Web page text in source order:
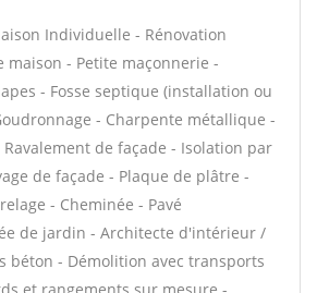
Individuelle - Rénovation
maison - Petite maçonnerie -
- Fosse septique (installation ou
- Charpente métallique -
de façade - Isolation par
de façade - Plaque de plâtre -
- Cheminée - Pavé
de jardin - Architecte d'intérieur /
béton - Démolition avec transports